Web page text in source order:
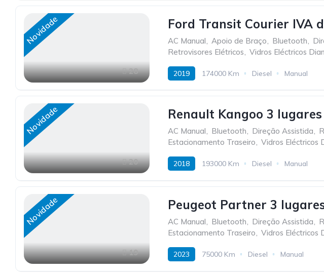
Novidade
28
Ford Transit Courier IVA
AC Manual Apoio de Braço Bluetooth
Retrovisores Elétricos
Vidros Eléctricos
2019 174000 Km Diesel Manual
Novidade
20
Renault Kangoo 3
AC Manual, Bluetooth, Direção Assistida,
Estacionamento Traseiro, Vidros Eléctricos
2018 193000 Km Diesel Manual
Novidade
19
Peugeot Partner 3
AC Manual, Bluetooth, Direção Assistida,
Estacionamento Traseiro, Vidros Eléctricos
2023 75000 Km Diesel Manual